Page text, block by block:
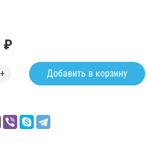
₽
Добавить в корзину